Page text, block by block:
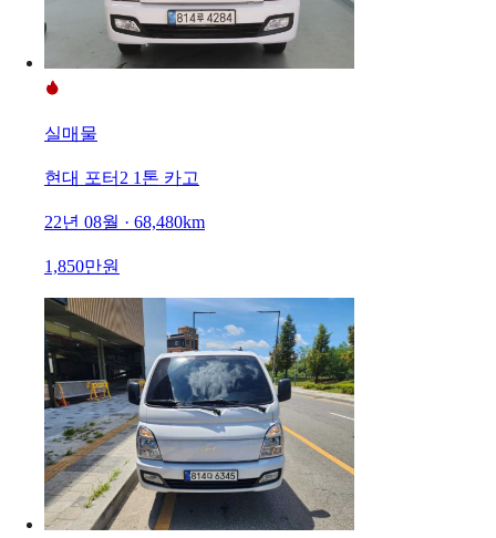
실매물
현대 포터2 1톤 카고
22년 08월 · 68,480km
1,850만원